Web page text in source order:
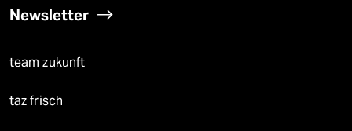
Newsletter
team zukunft
taz frisch